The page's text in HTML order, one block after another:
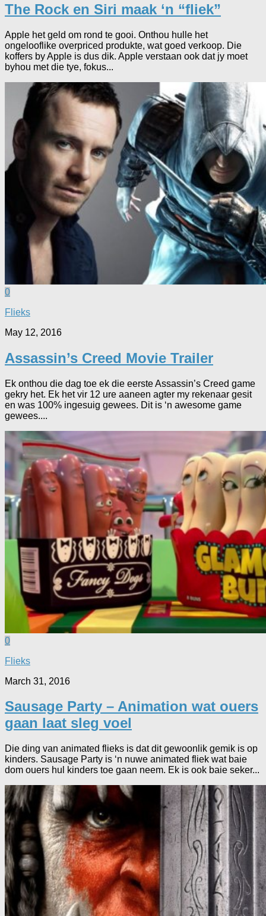
The Rock en Siri maak ‘n “fliek”
Apple het geld om rond te gooi. Onthou hulle het
ongelooflike overpriced produkte, wat goed verkoop. Die
koffers by Apple is dus dik. Apple verstaan ook dat jy moet
byhou met die tye, fokus...
0
Flieks
May 12, 2016
Assassin’s Creed Movie Trailer
Ek onthou die dag toe ek die eerste Assassin’s Creed game
gekry het. Ek het vir 12 ure aaneen agter my rekenaar gesit
en was 100% ingesuig gewees. Dit is ‘n awesome game
gewees....
0
Flieks
March 31, 2016
Sausage Party – Animation wat ouers
gaan laat sleg voel
Die ding van animated flieks is dat dit gewoonlik gemik is op
kinders. Sausage Party is ‘n nuwe animated fliek wat baie
dom ouers hul kinders toe gaan neem. Ek is ook baie seker...